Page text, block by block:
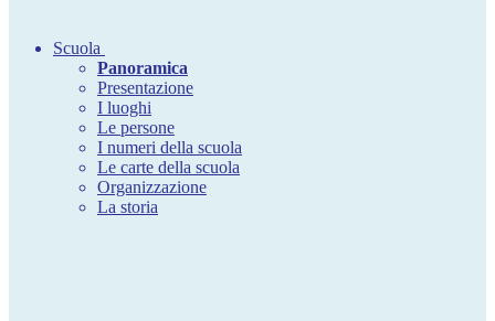
Scuola
Panoramica
Presentazione
I luoghi
Le persone
I numeri della scuola
Le carte della scuola
Organizzazione
La storia